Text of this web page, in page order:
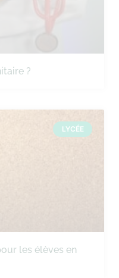
?
LYCÉE
les élèves en